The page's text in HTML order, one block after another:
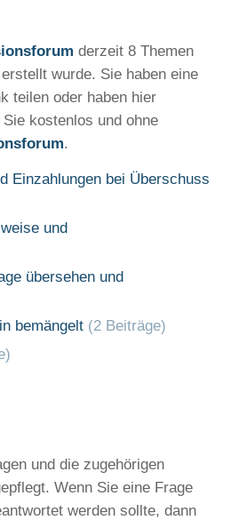
derzeit 8 Themen
wurde. Sie haben eine
teilen oder haben hier
kostenlos und ohne
.
Einzahlungen bei Überschuss
und
übersehen und
bemängelt (2 Beiträge)
und die zugehörigen
Wenn Sie eine Frage
werden sollte, dann